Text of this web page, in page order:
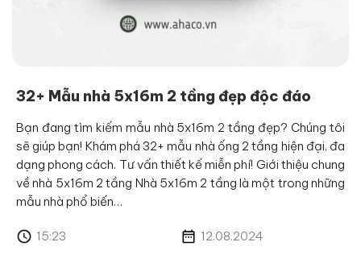
32+ Mẫu nhà 5x16m 2 tầng đẹp độc đáo
Bạn đang tìm kiếm mẫu nhà 5x16m 2 tầng đẹp? Chúng tôi
sẽ giúp bạn! Khám phá 32+ mẫu nhà ống 2 tầng hiện đại, đa
dạng phong cách. Tư vấn thiết kế miễn phí! Giới thiệu chung
về nhà 5x16m 2 tầng Nhà 5x16m 2 tầng là một trong những
mẫu nhà phổ biến…
15:23 12.08.2024